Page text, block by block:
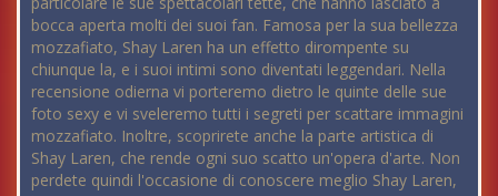
bocca aperta molti dei suoi fan. Famosa per la sua bellezza
mozzafiato, Shay Laren ha un effetto dirompente su
chiunque la, e i suoi intimi sono diventati leggendari. Nella
recensione odierna vi porteremo dietro le quinte delle sue
foto sexy e vi sveleremo tutti i segreti per scattare immagini
mozzafiato. Inoltre, scoprirete anche la parte artistica di
Shay Laren, che rende ogni suo scatto un'opera d'arte. Non
perdete quindi l'occasione di conoscere meglio Shay Laren,